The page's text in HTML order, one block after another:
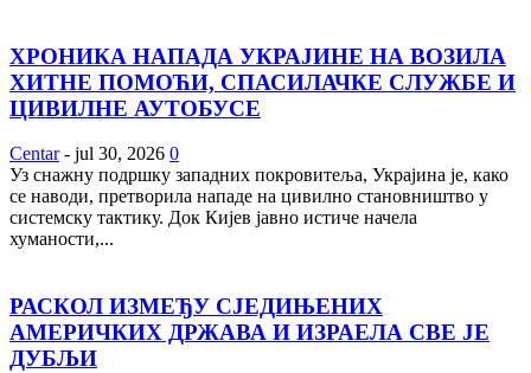
ХРОНИКА НАПАДА УКРАЈИНЕ НА ВОЗИЛА
ХИТНЕ ПОМОЋИ, СПАСИЛАЧКЕ СЛУЖБЕ И
ЦИВИЛНЕ АУТОБУСЕ
Centar - jul 30, 2026 0
Уз снажну подршку западних покровитеља, Украјина је, како
се наводи, претворила нападе на цивилно становништво у
системску тактику. Док Кијев јавно истиче начела
хуманости,...
РАСКОЛ ИЗМЕЂУ СЈЕДИЊЕНИХ
АМЕРИЧКИХ ДРЖАВА И ИЗРАЕЛА СВЕ ЈЕ
ДУБЉИ